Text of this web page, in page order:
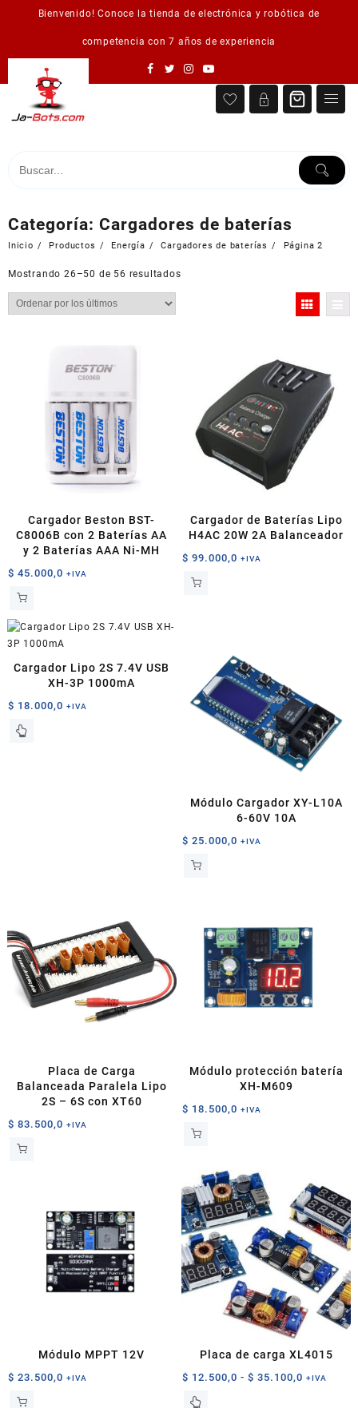
Bienvenido! Conoce la tienda de electrónica y robótica de
competencia con 7 años de experiencia
Categoría: Cargadores de baterías
Inicio Productos Energía Cargadores de baterías Página 2
Mostrando 26–50 de 56 resultadosOrdenado
Cargador Beston BST-
C8006B con 2 Baterías AA
y 2 Baterías AAA Ni-MH
$ 45.000,0 +IVA
Cargador de Baterías Lipo
H4AC 20W 2A Balanceador
$ 99.000,0 +IVA
Cargador Lipo 2S 7.4V USB
XH-3P 1000mA
$ 18.000,0 +IVA
Módulo Cargador XY-L10A
6-60V 10A
$ 25.000,0 +IVA
Placa de Carga
Balanceada Paralela Lipo
2S – 6S con XT60
$ 83.500,0 +IVA
Módulo protección batería
XH-M609
$ 18.500,0 +IVA
Módulo MPPT 12V
$ 23.500,0 +IVA
Placa de carga XL4015
$ 12.500,0 - $ 35.100,0 Rango
+IVA
Este